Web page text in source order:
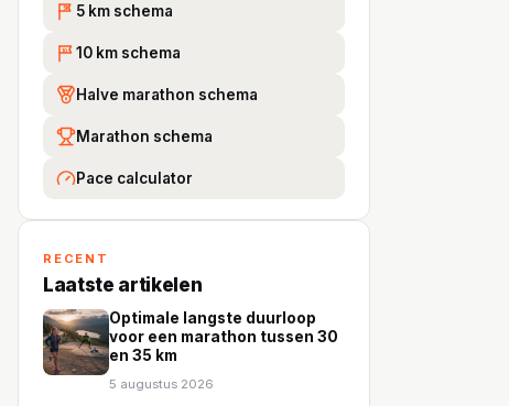
5K 5 km schema
10 10 km schema
Halve marathon schema
Marathon schema
Pace calculator
RECENT
Laatste artikelen
Optimale langste duurloop
voor een marathon tussen 30
en 35 km
5 augustus 2026